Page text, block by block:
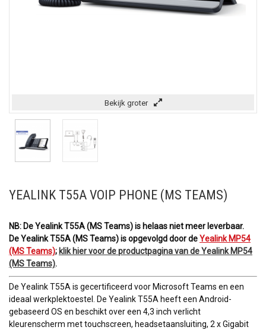
Bekijk groter
YEALINK T55A VOIP PHONE (MS TEAMS)
NB: De Yealink T55A (MS Teams) is helaas niet meer leverbaar.
De Yealink T55A (MS Teams) is opgevolgd door deYealink MP54
(MS Teams); klik hier voor de productpagina van de Yealink MP54
(MS Teams).
De Yealink T55A is gecertificeerd voor Microsoft Teams en een
ideaal werkplektoestel. De Yealink T55A heeft een Android-
gebaseerd OS en beschikt over een 4,3 inch verlicht
kleurenscherm met touchscreen, headsetaansluiting, 2 x Gigabit